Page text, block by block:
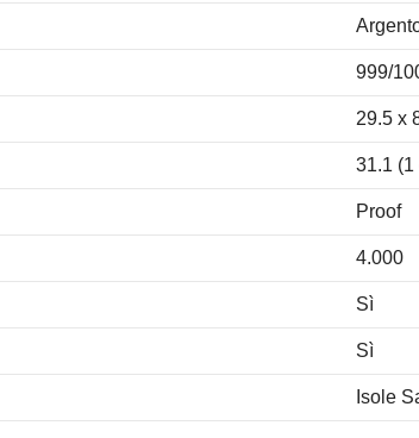
999/
29.5 x
31.1 (1
Proof
4.000
Sì
Sì
Isole